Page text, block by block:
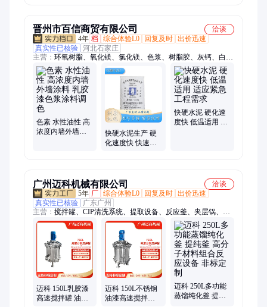
晋州市百信商贸有限公司
洽谈
4年 档 综合体验L0 回复及时 出价迅速
真实性已核验 河北石家庄
主营： 环氧树脂、氧化镁、氯化镁、色浆、树脂胶、灰钙、白水
泥、元明粉、氯化钙、石膏粉、胶粉、耐火水泥、纤维素、快硬
水泥
色素 水性油性 高
浓度内墙外墙涂
快硬水泥生产 硬
化速度快 快速修
快硬水泥 硬化速
度快 低温适用 适
广州迈科机械有限公司
洽谈
5年 厂 综合体验L0 回复及时 出价迅速
真实性已核验
广东广州
主营： 搅拌罐、CIP清洗系统、提取设备、反应釜、夹层锅、杀
菌机、粉体混合设备、反渗透水处理设备、储罐、真空浓缩设
备、真空乳化机、蒸馏釜、过滤设备
迈科 150L乳胶漆
高速搅拌罐 油墨
迈科 150L不锈钢
油漆高速搅拌罐
迈科 250L多功能
蒸馏纯化釜 提纯